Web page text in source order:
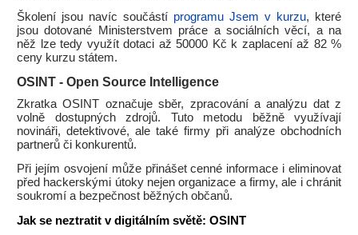
Školení jsou navíc součástí programu Jsem v kurzu, které
jsou dotované Ministerstvem práce a sociálních věcí, a na
něž lze tedy využít dotaci až 50000 Kč k zaplacení až 82 %
ceny kurzu státem.
OSINT - Open Source Intelligence
Zkratka OSINT označuje sběr, zpracování a analýzu dat z
volně dostupných zdrojů. Tuto metodu běžně využívají
novináři, detektivové, ale také firmy při analýze obchodních
partnerů či konkurentů.
Při jejím osvojení může přinášet cenné informace i eliminovat
před hackerskými útoky nejen organizace a firmy, ale i chránit
soukromí a bezpečnost běžných občanů.
Jak se neztratit v digitálním světě: OSINT